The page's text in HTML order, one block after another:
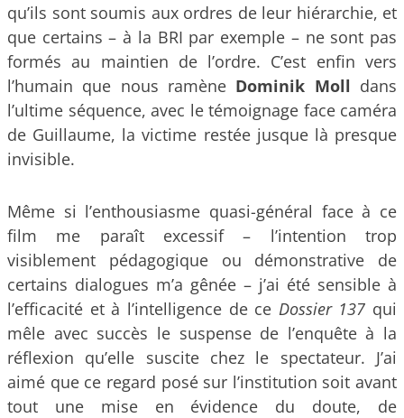
qu’ils sont soumis aux ordres de leur hiérarchie, et
que certains – à la BRI par exemple – ne sont pas
formés au maintien de l’ordre. C’est enfin vers
l’humain que nous ramène Dominik Moll dans
l’ultime séquence, avec le témoignage face caméra
de Guillaume, la victime restée jusque là presque
invisible.
Même si l’enthousiasme quasi-général face à ce
film me paraît excessif – l’intention trop
visiblement pédagogique ou démonstrative de
certains dialogues m’a gênée – j’ai été sensible à
l’efficacité et à l’intelligence de ce Dossier 137 qui
mêle avec succès le suspense de l’enquête à la
réflexion qu’elle suscite chez le spectateur. J’ai
aimé que ce regard posé sur l’institution soit avant
tout une mise en évidence du doute, de